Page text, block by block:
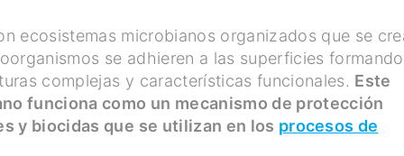
ecosistemas microbianos organizados que se
se adhieren a las superficies formando
complejas y características funcionales. Este
funciona como un mecanismo de protección
y biocidas que se utilizan en los procesos de